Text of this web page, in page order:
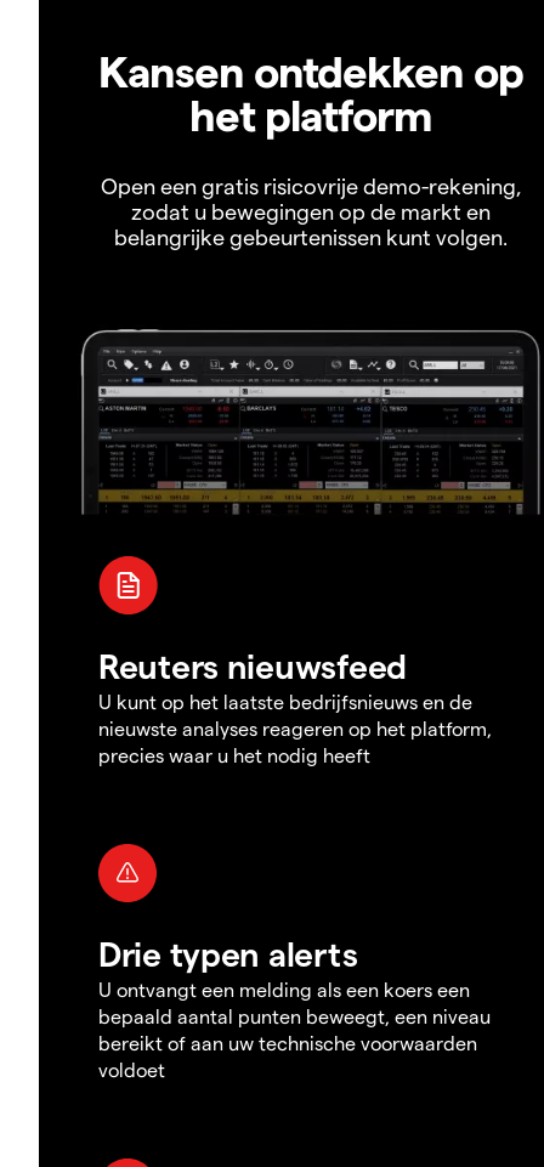
Kansen ontdekken op
het platform
Open een gratis risicovrije demo-rekening,
zodat u bewegingen op de markt en
belangrijke gebeurtenissen kunt volgen.
Reuters nieuwsfeed
U kunt op het laatste bedrijfsnieuws en de
nieuwste analyses reageren op het platform,
precies waar u het nodig heeft
Drie typen alerts
U ontvangt een melding als een koers een
bepaald aantal punten beweegt, een niveau
bereikt of aan uw technische voorwaarden
voldoet